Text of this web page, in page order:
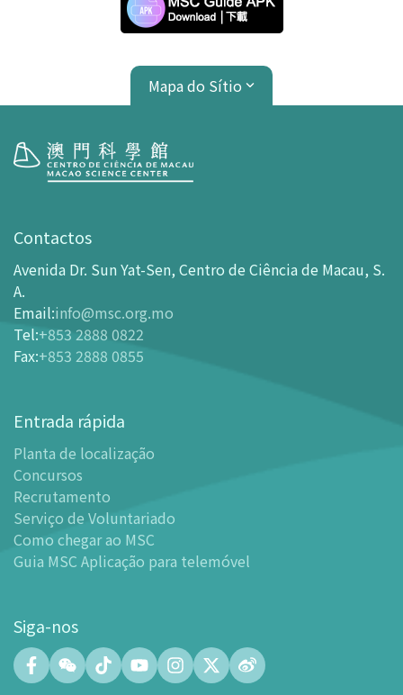
Mapa do Sítio
Horário de Funcionamento
Como chegar ao MSC
Bilheteira
- Comprar Ingressos On-line
- Ingressos e Tabela de Descontos
- Planta de localização
- Guia MSC Aplicação para telemóvel
Instalações
-
Mundo das Crianças
- Centro de Exibições
- Planetário
leitura
- Laboratório de Fabricação Digital (FABLAB)
- Laboratório de Redes (NetLab)
Contactos
Avenida Dr. Sun Yat-Sen, Centro de Ciência de Macau, S.
A.
Email:info@msc.org.mo
Tel:+853 2888 0822
Fax:+853 2888 0855
Entrada rápida
Planta de localização
Concursos
Recrutamento
Serviço de Voluntariado
Como chegar ao MSC
Guia MSC Aplicação para telemóvel
Siga-nos